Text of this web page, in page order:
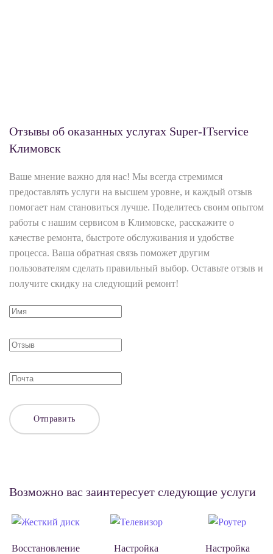
Отзывы об оказанных услугах Super-ITservice
Климовск
Ваше мнение важно для нас! Мы всегда стремимся
предоставлять услуги на высшем уровне, и каждый отзыв
помогает нам становиться лучше. Поделитесь своим опытом
работы с нашим сервисом в Климовске, расскажите о
качестве ремонта, быстроте обслуживания и удобстве
процесса. Ваша обратная связь поможет другим
пользователям сделать правильный выбор. Оставьте отзыв и
получите скидку на следующий ремонт!
Отправить
Возможно вас заинтересует следующие услуги
Восстановление
Настройка
Настройка